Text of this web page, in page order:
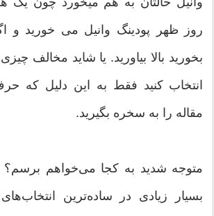
روز ظهر پودینگ وانیل می خورید و
بخورید بالا بیاورید. یا شاید مخالف
انتخاب کنید فقط به این دلیل که
مقاله را به سخره بگیرید.
متوجه شدید به کجا می‌خواهم برسم؟
بسیار زیادی در ساده‌ترین